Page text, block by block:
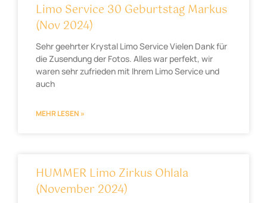
Limo Service 30 Geburtstag Markus
(Nov 2024)
Sehr geehrter Krystal Limo Service Vielen Dank für
die Zusendung der Fotos. Alles war perfekt, wir
waren sehr zufrieden mit Ihrem Limo Service und
auch
MEHR LESEN »
HUMMER Limo Zirkus Ohlala
(November 2024)